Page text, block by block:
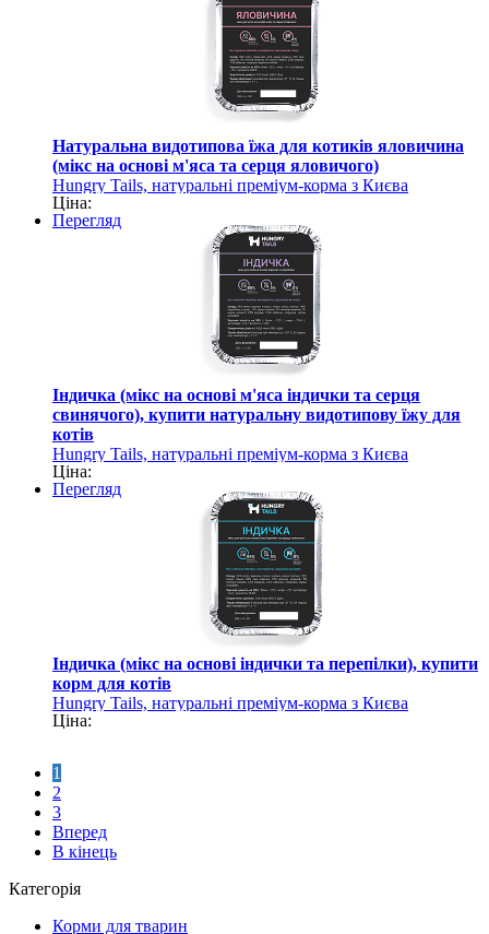
Натуральна видотипова їжа для котиків яловичина
(мікс на основі м'яса та серця яловичого)
Hungry Tails, натуральні преміум-корма з Києва
Ціна:
Перегляд
Індичка (мікс на основі м'яса індички та серця
свинячого), купити натуральну видотипову їжу для
котів
Hungry Tails, натуральні преміум-корма з Києва
Ціна:
Перегляд
Індичка (мікс на основі індички та перепілки), купити
корм для котів
Hungry Tails, натуральні преміум-корма з Києва
Ціна:
1
2
3
Вперед
В кінець
Категорія
Корми для тварин